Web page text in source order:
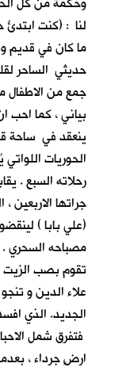
لنا : (كنت ابتدئُ
ما كان في قديم
حديثي الساحر
جمع من
بياني ، كما
ينعقد في ساحة
الحوريات
رحلاته السبع .
جراتها الاربعين
(علي بابا )
مصباحه السحري .
تقوم بصب الزيت
علاء الدين و
الجديد. الذي
فتفرق شمل
ارضٍ جرداء ،